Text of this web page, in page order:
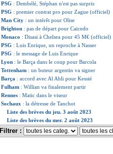
PSG : Dembélé, Stéphan n'est pas surpris
PSG : premier contrat pro pour Zague (officiel)
Man City : un intérêt pour Olise
Brighton : pas de départ pour Caicedo
Monaco : Disasi à Chelsea pour 45 M€ (officiel)
PSG : Luis Enrique, un reproche à Nasser
PSG : le message de Luis Enrique
Lyon : le Barça dans le coup pour Barcola
Tottenham : un buteur argentin va signer
Barça : accord avec Al Ahli pour Kessié
Fulham : Willian va finalement partir
Rennes : Matic dans le viseur
Sochaux : la détresse de Tanchot
Liste des brèves du jeu. 3 août 2023
Liste des brèves du mer. 2 août 2023
Filtrer :